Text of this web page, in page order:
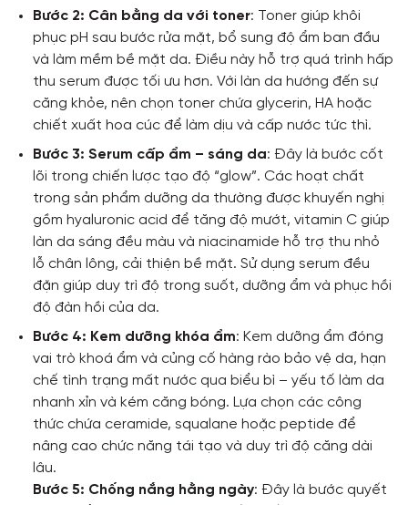
Bước 2: Cân bằng da với toner: Toner giúp khôi
phục pH sau bước rửa mặt, bổ sung độ ẩm ban đầu
và làm mềm bề mặt da. Điều này hỗ trợ quá trình hấp
thu serum được tối ưu hơn. Với làn da hướng đến sự
căng khỏe, nên chọn toner chứa glycerin, HA hoặc
chiết xuất hoa cúc để làm dịu và cấp nước tức thì.
Bước 3: Serum cấp ẩm – sáng da: Đây là bước cốt
lõi trong chiến lược tạo độ “glow”. Các hoạt chất
trong sản phẩm dưỡng da thường được khuyến nghị
gồm hyaluronic acid để tăng độ mướt, vitamin C giúp
làn da sáng đều màu và niacinamide hỗ trợ thu nhỏ
lỗ chân lông, cải thiện bề mặt. Sử dụng serum đều
đặn giúp duy trì độ trong suốt, dưỡng ẩm và phục hồi
độ đàn hồi của da.
Bước 4: Kem dưỡng khóa ẩm: Kem dưỡng ẩm đóng
vai trò khoá ẩm và củng cố hàng rào bảo vệ da, hạn
chế tình trạng mất nước qua biểu bì – yếu tố làm da
nhanh xỉn và kém căng bóng. Lựa chọn các công
thức chứa ceramide, squalane hoặc peptide để
nâng cao chức năng tái tạo và duy trì độ căng dài
lâu.
Bước 5: Chống nắng hằng ngày: Đây là bước quyết